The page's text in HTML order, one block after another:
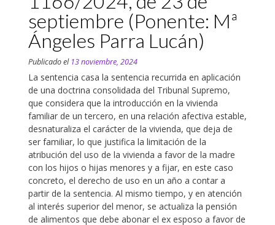
septiembre (Ponente: Mª
Ángeles Parra Lucán)
Publicado el 13 noviembre, 2024
La sentencia casa la sentencia recurrida en aplicación
de una doctrina consolidada del Tribunal Supremo,
que considera que la introducción en la vivienda
familiar de un tercero, en una relación afectiva estable,
desnaturaliza el carácter de la vivienda, que deja de
ser familiar, lo que justifica la limitación de la
atribución del uso de la vivienda a favor de la madre
con los hijos o hijas menores y a fijar, en este caso
concreto, el derecho de uso en un año a contar a
partir de la sentencia. Al mismo tiempo, y en atención
al interés superior del menor, se actualiza la pensión
de alimentos que debe abonar el ex esposo a favor de